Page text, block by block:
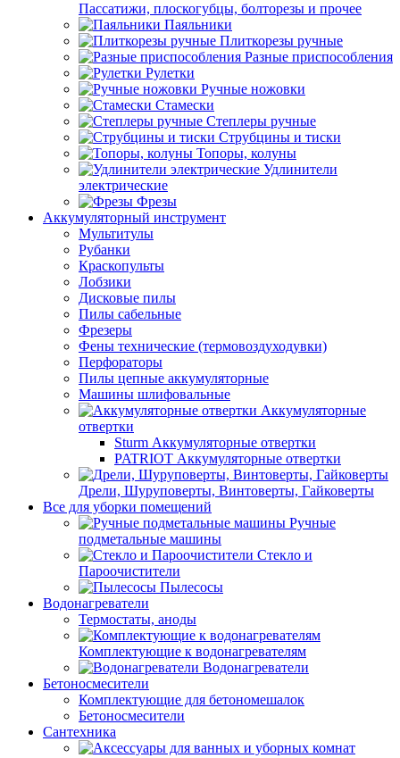
Пассатижи, плоскогубцы, болторезы и прочее
Паяльники
Плиткорезы ручные
Разные приспособления
Рулетки
Ручные ножовки
Стамески
Степлеры ручные
Струбцины и тиски
Топоры, колуны
Удлинители
электрические
Фрезы
Аккумуляторный инструмент
Мультитулы
Рубанки
Краскопульты
Лобзики
Дисковые пилы
Пилы сабельные
Фрезеры
Фены технические (термовоздуходувки)
Перфораторы
Пилы цепные аккумуляторные
Машины шлифовальные
Аккумуляторные
отвертки
Sturm Аккумуляторные отвертки
PATRIOT Аккумуляторные отвертки
Дрели, Шуруповерты, Винтоверты, Гайковерты
Все для уборки помещений
Ручные
подметальные машины
Стекло и
Пароочистители
Пылесосы
Водонагреватели
Термостаты, аноды
Комплектующие к водонагревателям
Водонагреватели
Бетоносмесители
Комплектующие для бетономешалок
Бетоносмесители
Сантехника